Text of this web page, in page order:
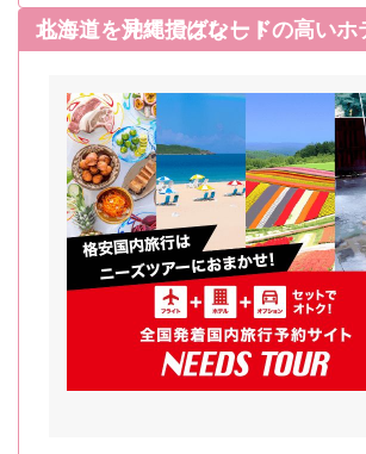
北海道・沖縄でグレードの高いホテルを狙うならここを見て損はなし！